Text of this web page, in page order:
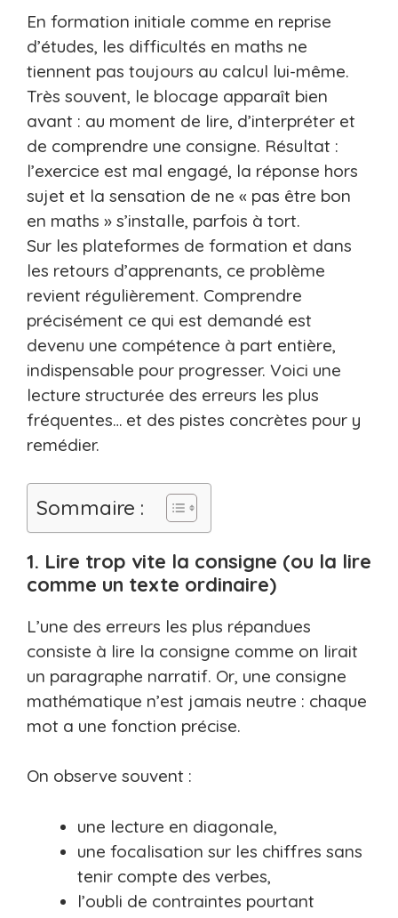
En formation initiale comme en reprise
d’études, les difficultés en maths ne
tiennent pas toujours au calcul lui-même.
Très souvent, le blocage apparaît bien
avant : au moment de lire, d’interpréter et
de comprendre une consigne. Résultat :
l’exercice est mal engagé, la réponse hors
sujet et la sensation de ne « pas être bon
en maths » s’installe, parfois à tort.
Sur les plateformes de formation et dans
les retours d’apprenants, ce problème
revient régulièrement. Comprendre
précisément ce qui est demandé est
devenu une compétence à part entière,
indispensable pour progresser. Voici une
lecture structurée des erreurs les plus
fréquentes… et des pistes concrètes pour y
remédier.
Sommaire :
1. Lire trop vite la consigne (ou la lire
comme un texte ordinaire)
L’une des erreurs les plus répandues
consiste à lire la consigne comme on lirait
un paragraphe narratif. Or, une consigne
mathématique n’est jamais neutre : chaque
mot a une fonction précise.
On observe souvent :
une lecture en diagonale,
une focalisation sur les chiffres sans
tenir compte des verbes,
l’oubli de contraintes pourtant